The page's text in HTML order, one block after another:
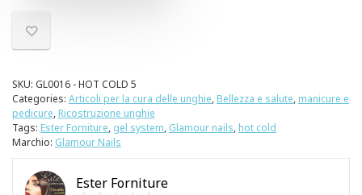
SKU: GL0016 - HOT COLD 5
Categories: Articoli per la cura delle unghie, Bellezza e salute, manicure e
pedicure, Ricostruzione unghie
Tags: Ester Forniture, gel system, Glamour nails, hot cold
Marchio: Glamour Nails
Ester Forniture